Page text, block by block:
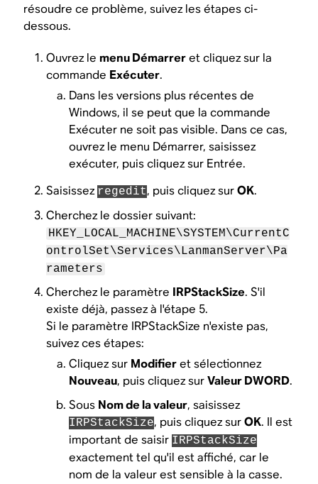
résoudre ce problème, suivez les étapes ci-
dessous.
Ouvrez le menu Démarreret cliquez sur la
commande Exécuter.
Dans les versions plus récentes de
Windows, il se peut que la commande
Exécuter ne soit pas visible. Dans ce cas,
ouvrez le menu Démarrer, saisissez
exécuter, puis cliquez sur Entrée.
Saisissez regedit, puis cliquez surOK.
Cherchez le dossier suivant:
HKEY_LOCAL_MACHINE\SYSTEM\CurrentC
ontrolSet\Services\LanmanServer\Pa
rameters
Cherchez le paramètre IRPStackSize. S'il
existe déjà, passez à l'étape 5.
Si le paramètre IRPStackSize n'existe pas,
suivez ces étapes:
Cliquez sur Modifieret sélectionnez
Nouveau, puis cliquez surValeur DWORD.
Sous Nom de la valeur, saisissez
IRPStackSize, puis cliquez surOK. Il est
important de saisirIRPStackSize
exactement tel qu'il est affiché, car le
nom de la valeur est sensible à la casse.